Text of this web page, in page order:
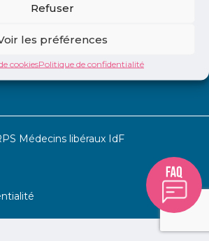
Refuser
les préférences
cookiesPolitique de confidentialité
l’installation
Médecins libéraux IdF